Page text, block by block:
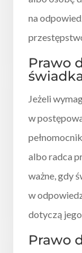
na
Prawo
Jeżeli
w
albo radca
ważne, gdy
w
dotyczą jego
Prawo